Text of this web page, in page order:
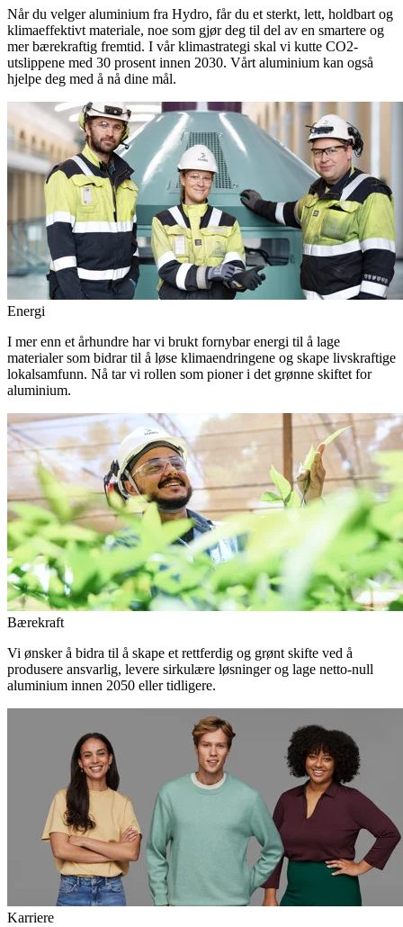
Når du velger aluminium fra Hydro, får du et sterkt, lett, holdbart og
klimaeffektivt materiale, noe som gjør deg til del av en smartere og
mer bærekraftig fremtid. I vår klimastrategi skal vi kutte CO2-
utslippene med 30 prosent innen 2030. Vårt aluminium kan også
hjelpe deg med å nå dine mål.
Energi
I mer enn et århundre har vi brukt fornybar energi til å lage
materialer som bidrar til å løse klimaendringene og skape livskraftige
lokalsamfunn. Nå tar vi rollen som pioner i det grønne skiftet for
aluminium.
Bærekraft
Vi ønsker å bidra til å skape et rettferdig og grønt skifte ved å
produsere ansvarlig, levere sirkulære løsninger og lage netto-null
aluminium innen 2050 eller tidligere.
Karriere